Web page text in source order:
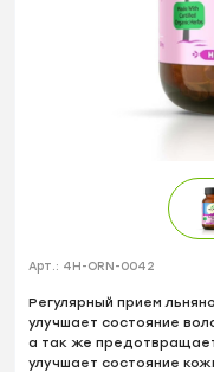
Арт.: 4H-ORN-0042
Регулярный прием
улучшает состояние
а так же
улучшает состояние